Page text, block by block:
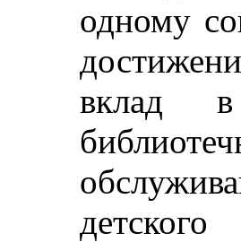
одному
вклад в
детского